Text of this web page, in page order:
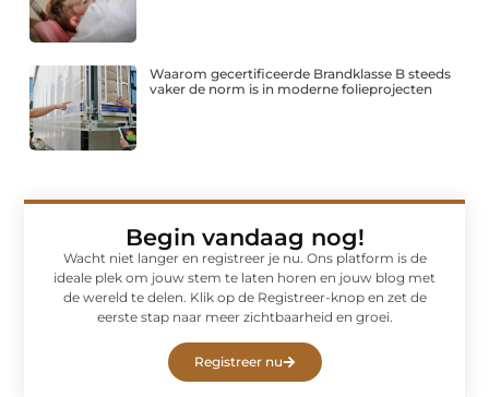
Waarom gecertificeerde Brandklasse B steeds
vaker de norm is in moderne folieprojecten
Begin vandaag nog!
Wacht niet langer en registreer je nu. Ons platform is de
ideale plek om jouw stem te laten horen en jouw blog met
de wereld te delen. Klik op de Registreer-knop en zet de
eerste stap naar meer zichtbaarheid en groei.
Registreer nu